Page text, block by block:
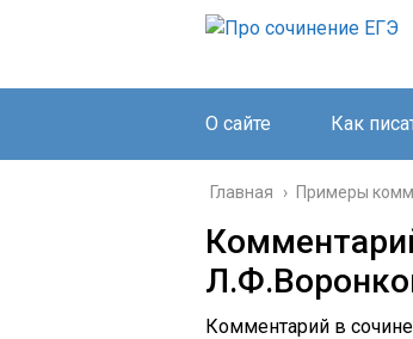
О сайте Как
Главная › Примеры
Комментарий в